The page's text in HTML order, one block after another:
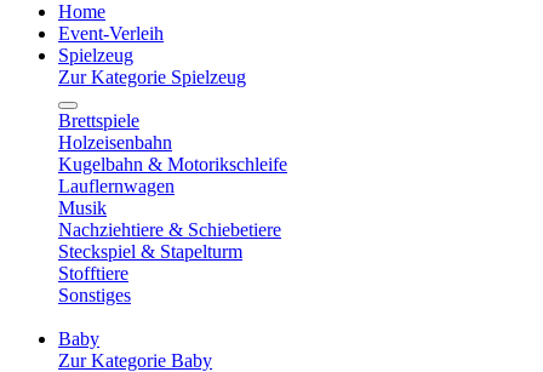
Home
Event-Verleih
Spielzeug
Zur Kategorie Spielzeug
Brettspiele
Holzeisenbahn
Kugelbahn & Motorikschleife
Lauflernwagen
Musik
Nachziehtiere & Schiebetiere
Steckspiel & Stapelturm
Stofftiere
Sonstiges
Baby
Zur Kategorie Baby